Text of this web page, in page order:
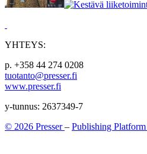
YHTEYS:
p. +358 44 274 0208
tuotanto@presser.fi
www.presser.fi
y-tunnus: 2637349-7
© 2026 Presser– Publishing